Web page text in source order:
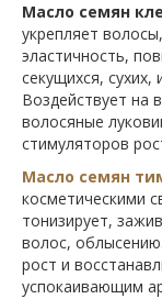
Масло семян
укрепляет
эластичность,
секущихся, сухих,
Воздействует на
волосяные
стимуляторов
Масло семян
косметическими
тонизирует,
волос,
рост и
успокаивающим